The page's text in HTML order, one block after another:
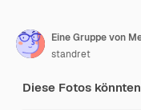
standret
Diese Fotos